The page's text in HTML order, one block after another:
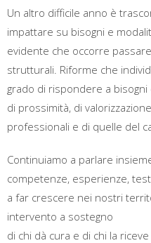
Un altro difficile anno è
impattare su bisogni e
evidente che occorre
strutturali. Riforme che
grado di rispondere a
di prossimità, di
professionali e di quelle del
Continuiamo a parlare
competenze, esperienze,
a far crescere nei nostri
intervento a sostegno
di chi dà cura e di chi la riceve